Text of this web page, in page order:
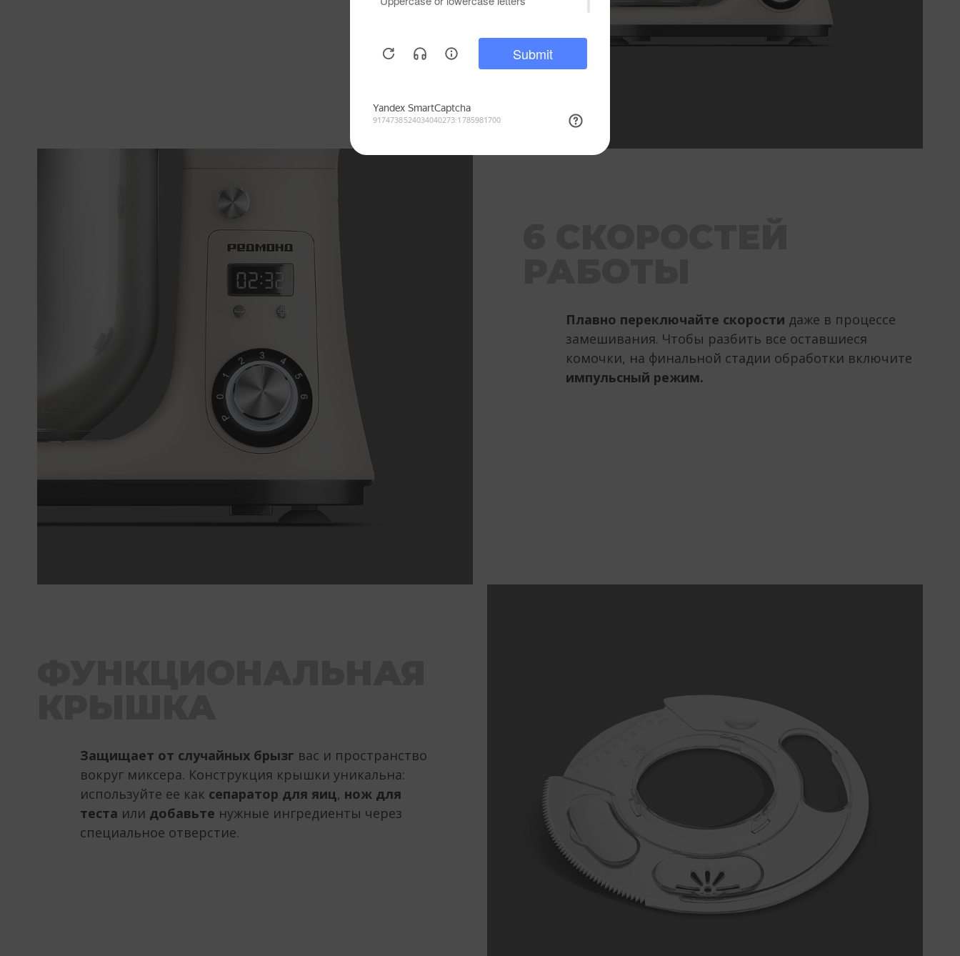
Плавно переключайте скорости даже в процессе
замешивания. Чтобы разбить все оставшиеся
комочки, на финальной стадии обработки включите
импульсный режим.
Защищает от случайных брызг вас и пространство
вокруг миксера. Конструкция крышки уникальна:
используйте ее как сепаратор для яиц, нож для
теста или добавьте нужные ингредиенты через
специальное отверстие.